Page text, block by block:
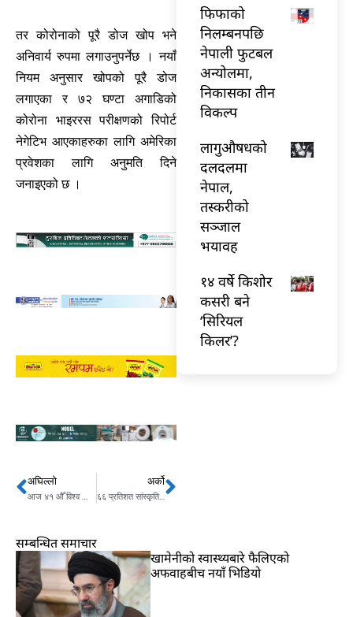
तर कोरोनाको पूरै डोज खोप भने
अनिवार्य रुपमा लगाउनुपर्नेछ । नयाँ
नियम अनुसार खोपको पूरै डोज
लगाएका र ७२ घण्टा अगाडिको
कोरोना भाइररस परीक्षणको रिपोर्ट
नेगेटिभ आएकाहरुका लागि अमेरिका
प्रवेशका लागि अनुमति दिने
जनाइएको छ ।
Prev
अघिल्लो
आज ४१ औँ विश्व खाद्य दिवस मनाइँदै
अर्को
६६ प्रतिशत सांस्कृतिक सम्पदाको पुनर्निर्माण सम्पन्नNext
फिफाको
निलम्बनपछि
नेपाली फुटबल
अन्योलमा,
निकासका तीन
विकल्प
लागुऔषधको
दलदलमा
नेपाल,
तस्करीको
सञ्जाल
भयावह
१४ वर्षे किशोर
कसरी बने
‘सिरियल
किलर’?
सम्बन्धित समाचार
खामेनीको स्वास्थ्यबारे फैलिएको
अफवाहबीच नयाँ भिडियो